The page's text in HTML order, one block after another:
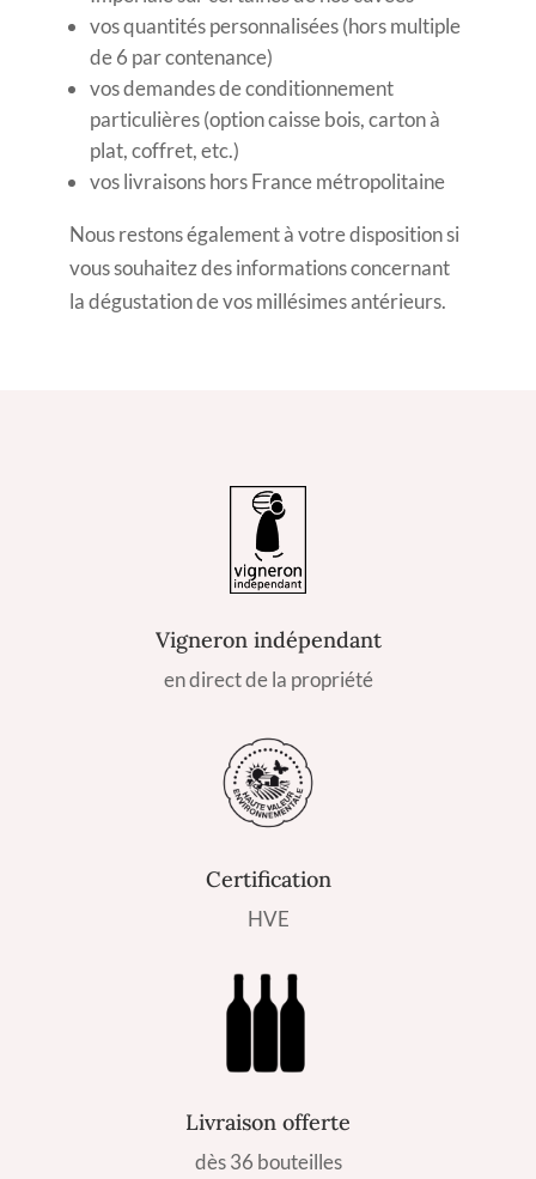
vos quantités personnalisées (hors multiple
de 6 par contenance)
vos demandes de conditionnement
particulières (option caisse bois, carton à
plat, coffret, etc.)
vos livraisons hors France métropolitaine
Nous restons également à votre disposition si
vous souhaitez des informations concernant
la dégustation de vos millésimes antérieurs.
Vigneron indépendant
en direct de la propriété
Certification
HVE
Livraison offerte
dès 36 bouteilles